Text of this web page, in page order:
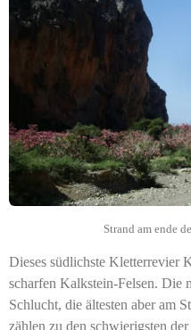
Strand am ende
Dieses südlichste Kletterrevier
scharfen Kalkstein-Felsen. Die
Schlucht, die ältesten aber am
zählen zu den schwierigsten der